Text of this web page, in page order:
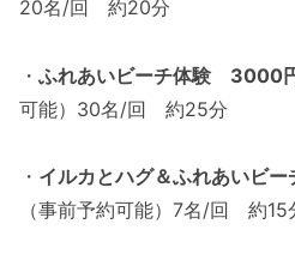
20名/回 約20分
・ ふれあいビーチ体験 3000
可能）30名/回 約25分
・ イルカとハグ＆ふれあいビ
（事前予約可能）7名/回 約15